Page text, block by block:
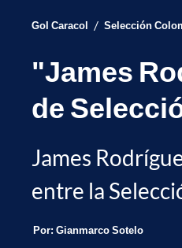
Gol Caracol / Selección
"James
de
James
entre la
Por: Gianmarco Sotelo